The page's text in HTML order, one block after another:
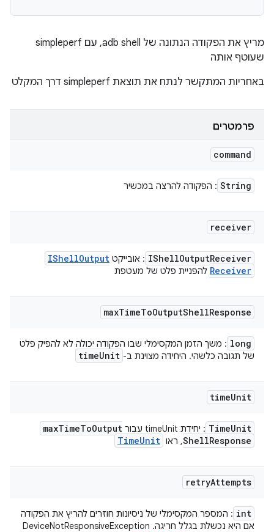
מריץ את הפקודה הנתונה של adb shell, עם simpleperf
שעוטף אותה
באחריות המתקשר לנתח את תוצאת simpleperf דרך המקלט
פרמטרים
command
String : הפקודה להרצה במכשיר
receiver
IShellOutputReceiver : אובייקט IShellOutput
Receiver להפניית פלט של מעטפת
maxTimeToOutputShellResponse
long : משך הזמן המקסימלי שבו הפקודה יכולה לא להפיק פלט
של תגובה כלשהי. היחידה מצוינת ב-
timeUnit
timeUnit
TimeUnit : יחידת timeUnit עבור maxTimeToOutput
ShellResponse , ראו TimeUnit
retryAttempts
int : המספר המקסימלי של ניסיונות חוזרים להריץ את הפקודה
אם היא נכשלת בגלל חריגה. ‫DeviceNotResponsiveException